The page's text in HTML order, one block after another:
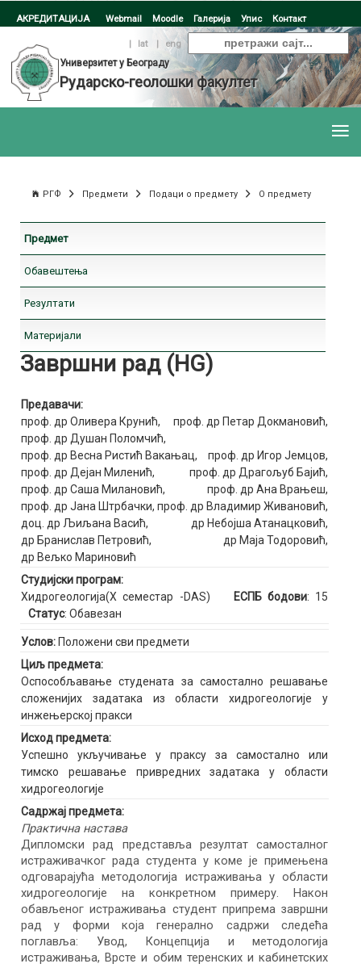
АКРЕДИТАЦИЈА Webmail Moodle Галерија Упис Контакт
| lat |
eng
Универзитет у Београду
Рударско-геолошки факултет
РГФ Предмети Подаци о предмету О предмету
Предмет
Обавештења
Резултати
Материјали
Завршни рад (HG)
Предавачи:
проф. др Оливера Крунић, проф. др Петар Докмановић,
проф. др Душан Поломчић,
проф. др Весна Ристић Вакањац, проф. др Игор Јемцов,
проф. др Дејан Миленић, проф. др Драгољуб Бајић,
проф. др Саша Милановић, проф. др Ана Врањеш,
проф. др Јана Штрбачки, проф. др Владимир Живановић,
доц. др Љиљана Васић, др Небојша Атанацковић,
др Бранислав Петровић, др Маја Тодоровић,
др Вељко Мариновић
Студијски програм:
Хидрогеологија(X семестар -DAS)
ЕСПБ бодови: 15
Статус: Обавезан
Услов: Положени сви предмети
Циљ предмета:
Оспособљавање студената за самостално решавање
сложенијих задатака из области хидрогеологије у
инжењерској пракси
Исход предмета:
Успешно укључивање у праксу за самостално или
тимско решавање привредних задатака у области
хидрогеологије
Садржај предмета:
Практична настава
Дипломски рад представља резултат самосталног
истраживачког рада студента у коме је примењена
одговарајућа методологија истраживања у области
хидрогеологије на конкретном примеру. Након
обављеног истраживања студент припрема завршни
рад у форми која генерално садржи следећа
поглавља: Увод, Концепција и методологија
истраживања, Врсте и обим теренских и кабинетских